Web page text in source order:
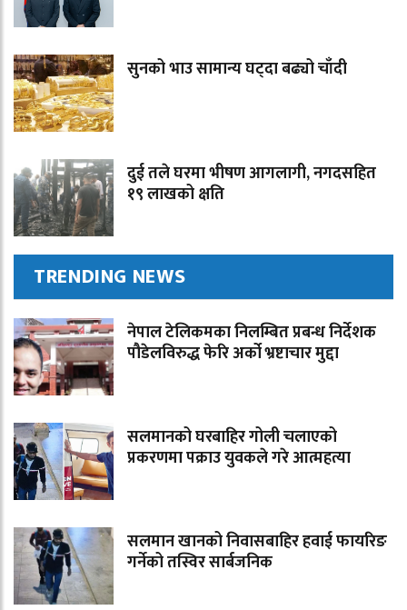
सुनको भाउ सामान्य घट्दा बढ्यो चाँदी
दुई तले घरमा भीषण आगलागी, नगदसहित
१९ लाखको क्षति
TRENDING NEWS
नेपाल टेलिकमका निलम्बित प्रबन्ध निर्देशक
पौडेलविरुद्ध फेरि अर्को भ्रष्टाचार मुद्दा
सलमानको घरबाहिर गोली चलाएको
प्रकरणमा पक्राउ युवकले गरे आत्महत्या
सलमान खानको निवासबाहिर हवाई फायरिङ
गर्नेको तस्विर सार्बजनिक